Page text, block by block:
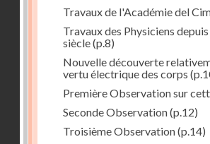
Travaux de l'Académie del
Travaux des Physiciens
siècle(p.8)
Nouvelle découverte
vertu électrique des corps
Première Observation sur
Seconde Observation(p.12)
Troisième Observation(p.14)